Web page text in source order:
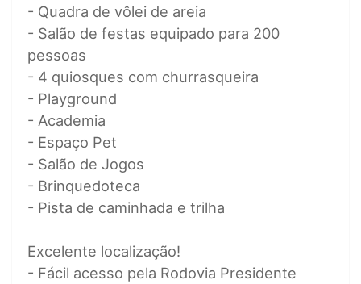
- Quadra de vôlei de areia
- Salão de festas equipado para 200
pessoas
- 4 quiosques com churrasqueira
- Playground
- Academia
- Espaço Pet
- Salão de Jogos
- Brinquedoteca
- Pista de caminhada e trilha
Excelente localização!
- Fácil acesso pela Rodovia Presidente